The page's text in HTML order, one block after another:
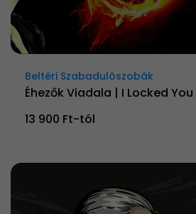
Beltéri Szabadulószobák
Éhezők Viadala | I Locked You
13 900 Ft-tól